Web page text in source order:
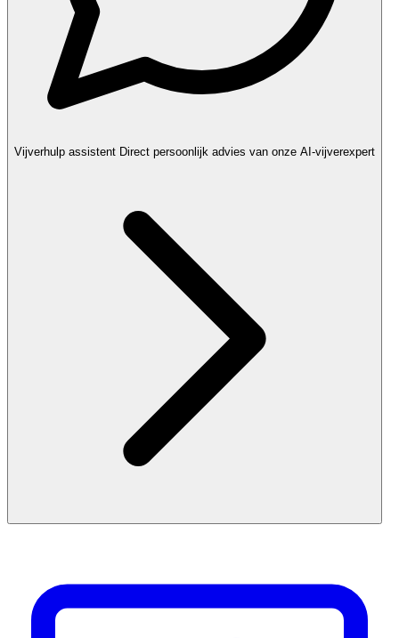
Vijverhulp assistent Direct persoonlijk advies van onze AI-vijverexpert